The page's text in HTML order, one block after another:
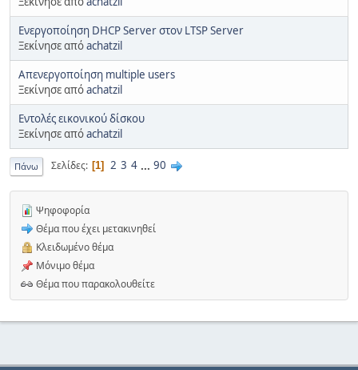
Ενεργοποίηση DHCP Server στον LTSP Server
Ξεκίνησε απόachatzil
Απενεργοποίηση multiple users
Ξεκίνησε απόachatzil
Εντολές εικονικού δίσκου
Ξεκίνησε απόachatzil
Πάνω Σελίδες 1 2 3 4 ... 90
Ψηφοφορία
Θέμα που έχει μετακινηθεί
Κλειδωμένο θέμα
Μόνιμο θέμα
Θέμα που παρακολουθείτε